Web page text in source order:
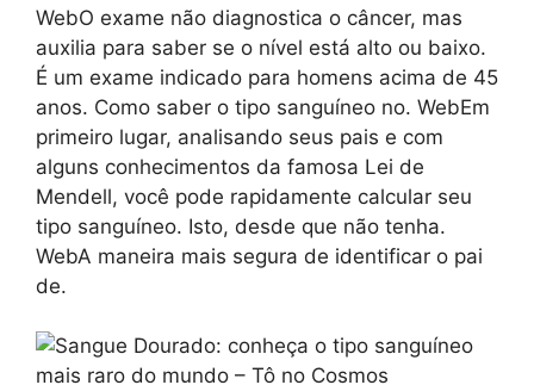
WebO exame não diagnostica o câncer, mas
auxilia para saber se o nível está alto ou baixo.
É um exame indicado para homens acima de 45
anos. Como saber o tipo sanguíneo no. WebEm
primeiro lugar, analisando seus pais e com
alguns conhecimentos da famosa Lei de
Mendell, você pode rapidamente calcular seu
tipo sanguíneo. Isto, desde que não tenha.
WebA maneira mais segura de identificar o pai
de.